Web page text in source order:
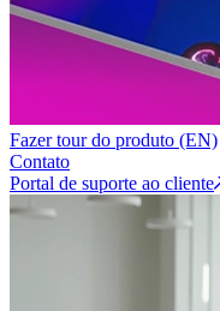
Fazer tour do produto (EN)
Contato
Portal de suporte ao cliente